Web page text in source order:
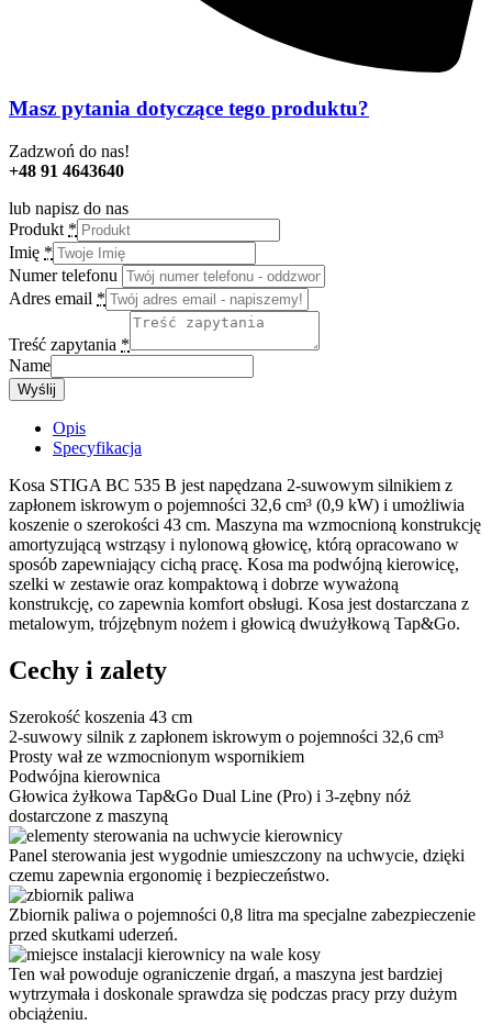
Masz pytania dotyczące tego produktu?
Zadzwoń do nas!
+48 91 4643640
lub napisz do nas
Produkt *
Imię *
Numer telefonu
Adres email *
Treść zapytania *
Name
Wyślij
Opis
Specyfikacja
Kosa STIGA BC 535 B jest napędzana 2-suwowym silnikiem z
zapłonem iskrowym o pojemności 32,6 cm³ (0,9 kW) i umożliwia
koszenie o szerokości 43 cm. Maszyna ma wzmocnioną konstrukcję
amortyzującą wstrząsy i nylonową głowicę, którą opracowano w
sposób zapewniający cichą pracę. Kosa ma podwójną kierowicę,
szelki w zestawie oraz kompaktową i dobrze wyważoną
konstrukcję, co zapewnia komfort obsługi. Kosa jest dostarczana z
metalowym, trójzębnym nożem i głowicą dwużyłkową Tap&Go.
Cechy i zalety
Szerokość koszenia 43 cm
2-suwowy silnik z zapłonem iskrowym o pojemności 32,6 cm³
Prosty wał ze wzmocnionym wspornikiem
Podwójna kierownica
Głowica żyłkowa Tap&Go Dual Line (Pro) i 3-zębny nóż
dostarczone z maszyną
Panel sterowania jest wygodnie umieszczony na uchwycie, dzięki
czemu zapewnia ergonomię i bezpieczeństwo.
Zbiornik paliwa o pojemności 0,8 litra ma specjalne zabezpieczenie
przed skutkami uderzeń.
Ten wał powoduje ograniczenie drgań, a maszyna jest bardziej
wytrzymała i doskonale sprawdza się podczas pracy przy dużym
obciążeniu.